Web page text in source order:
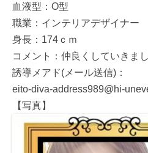
血液型：O型
職業：インテリアデザイナー
身長：174ｃｍ
コメント：仲良くしていきま
誘導メアド(メール送信)：
eito-diva-address989@hi-
【写真】